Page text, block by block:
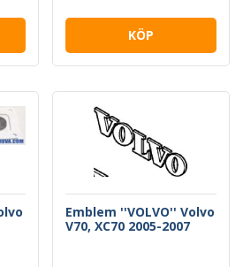
KÖP
Emblem ''VOLVO'' Volvo
V70, XC70 2005-2007